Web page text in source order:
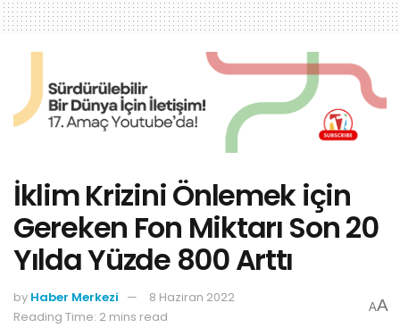
İklim Krizini Önlemek için
Gereken Fon Miktarı Son 20
Yılda Yüzde 800 Arttı
by Haber Merkezi
8 Haziran 2022
Reading Time: 2 mins read
AA